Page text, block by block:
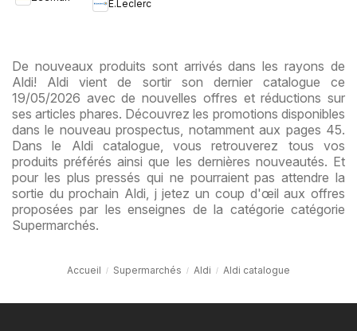
E.Leclerc
De nouveaux produits sont arrivés dans les rayons de
Aldi! Aldi vient de sortir son dernier catalogue ce
19/05/2026 avec de nouvelles offres et réductions sur
ses articles phares. Découvrez les promotions disponibles
dans le nouveau prospectus, notamment aux pages 45.
Dans le Aldi catalogue, vous retrouverez tous vos
produits préférés ainsi que les dernières nouveautés. Et
pour les plus pressés qui ne pourraient pas attendre la
sortie du prochain Aldi, j jetez un coup d'œil aux offres
proposées par les enseignes de la catégorie catégorie
Supermarchés.
Accueil Supermarchés Aldi Aldi catalogue